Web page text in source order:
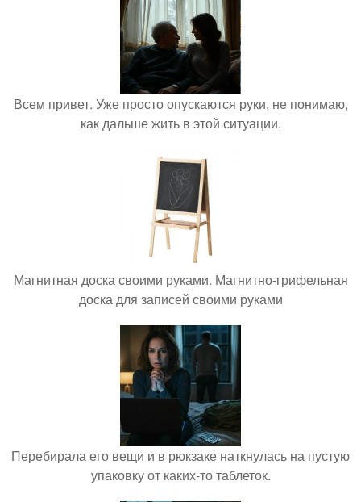
Всем привет. Уже просто опускаются руки, не понимаю,
как дальше жить в этой ситуации.
Магнитная доска своими руками. Магнитно-грифельная
доска для записей своими руками
Перебирала его вещи и в рюкзаке наткнулась на пустую
упаковку от каких-то таблеток.